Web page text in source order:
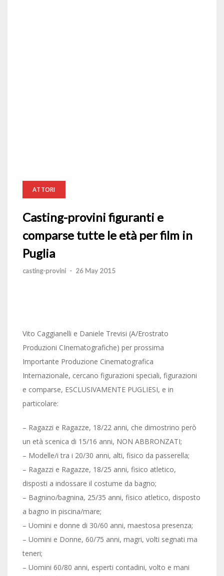
ATTORI
Casting-provini figuranti e
comparse tutte le età per film in
Puglia
casting-provini - 26 May 2015
Vito Caggianelli e Daniele Trevisi (A/Erostrato
Produzioni CInematografiche) per prossima
Importante Produzione Cinematografica
Internazionale, cercano figurazioni speciali, figurazioni
e comparse, ESCLUSIVAMENTE PUGLIESI, e in
particolare:
– Ragazzi e Ragazze, 18/22 anni, che dimostrino però
un età scenica di 15/16 anni, NON ABBRONZATI;
– Modelle/i tra i 20/30 anni, alti, fisico da passerella;
– Ragazzi e Ragazze, 18/25 anni, fisico atletico,
disposti a indossare il costume da bagno;
– Bagnino/bagnina, 25/35 anni, fisico atletico, disposto
a bagno in piscina/mare;
– Uomini e donne di 30/60 anni, maestosa presenza;
– Uomini e Donne, 60/75 anni, magri, volti segnati ma
teneri;
– Uomini 60/80 anni, esperti contadini, volto e mani